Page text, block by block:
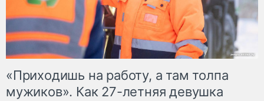
«Приходишь на работу, а там толпа
мужиков». Как 27-летняя девушка